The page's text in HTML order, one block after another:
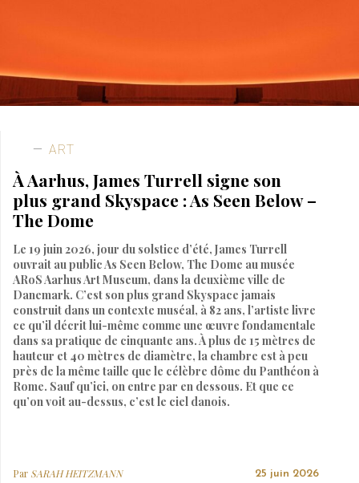
ART
À Aarhus, James Turrell signe son
plus grand Skyspace : As Seen Below –
The Dome
Le 19 juin 2026, jour du solstice d’été, James Turrell
ouvrait au public As Seen Below, The Dome au musée
ARoS Aarhus Art Museum, dans la deuxième ville de
Danemark. C’est son plus grand Skyspace jamais
construit dans un contexte muséal, à 82 ans, l’artiste livre
ce qu’il décrit lui-même comme une œuvre fondamentale
dans sa pratique de cinquante ans. À plus de 15 mètres de
hauteur et 40 mètres de diamètre, la chambre est à peu
près de la même taille que le célèbre dôme du Panthéon à
Rome. Sauf qu’ici, on entre par en dessous. Et que ce
qu’on voit au-dessus, c’est le ciel danois.
Par SARAH HEITZMANN 25 juin 2026